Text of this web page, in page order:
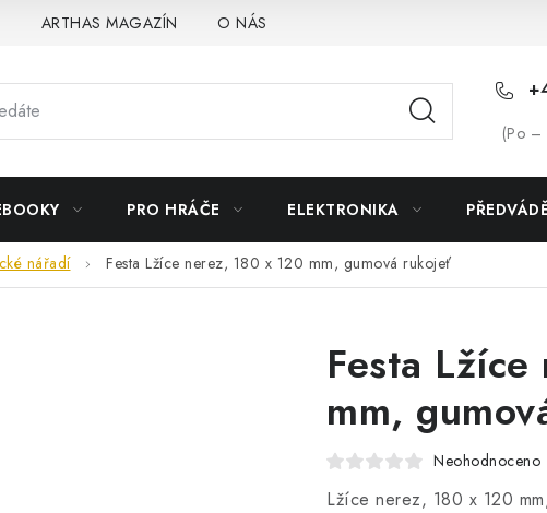
ARTHAS MAGAZÍN O NÁS
(Po –
PRO HRÁČE ELEKTRONIKA
nářadí Festa Lžíce nerez, 180 x 120 mm, gumová rukojeť
Festa
mm,
Neohodnoceno
Lžíce nerez, 180 x 120